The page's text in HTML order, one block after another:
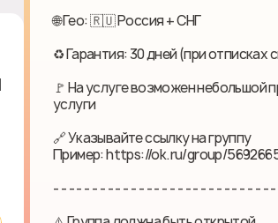
🌐 Гео: 🇷🇺 Россия + СНГ
♻ Гарантия: 30 дней (при отписках
🚩 На услуге возможен небольшой
услуги
🔗 Указывайте ссылку на группу
Пример: https://ok.ru/group/
- - - - - - - - - - - - - - - - - - - - - - - - - - - -